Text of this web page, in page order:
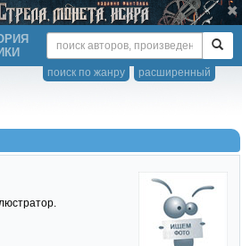
расширенный
поиск по жанру